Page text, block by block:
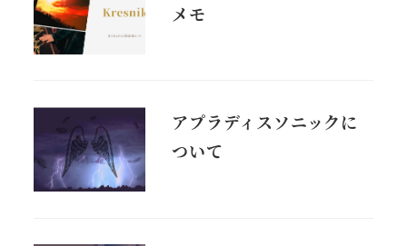
メモ
アプラディスソニックに
ついて